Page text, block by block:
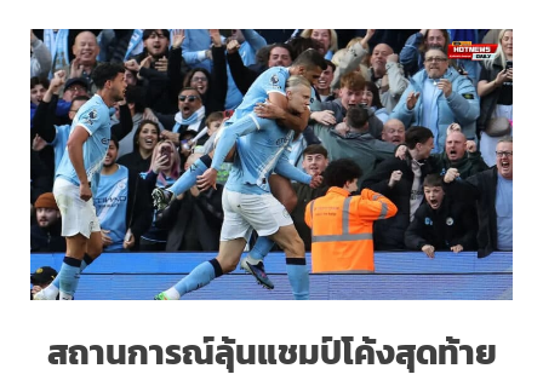
สถานการณ์ลุ้นแชมป์โค้งสุดท้าย